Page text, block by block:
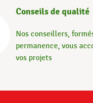
Conseils de qualité
Nos conseillers,
permanence, vous
vos projets